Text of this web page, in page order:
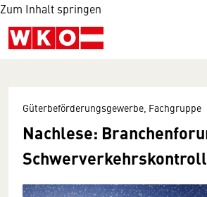
Zum Inhalt springen
Güterbeförderungsgewerbe, Fachgruppe
Nachlese: